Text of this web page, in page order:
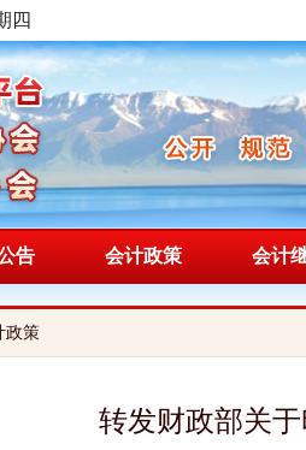
四
告 会计政策 会计
政策
转发财政部关